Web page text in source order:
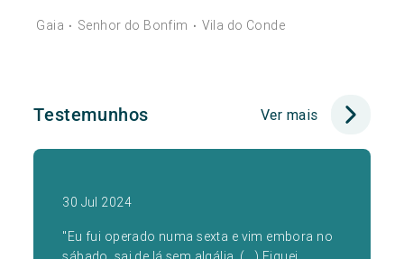
Gaia • Senhor do Bonfim • Vila do Conde
Testemunhos Ver mais
30 Jul 2024
"Eu fui operado numa sexta e vim embora no